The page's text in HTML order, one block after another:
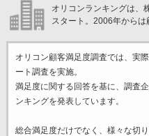
オリコンランキングは、
スタート。2006年からは
オリコン顧客満足度調査では、実
ート調査を実施。
満足度に関する回答を基に、調査
ンキングを発表しています。
総合満足度だけでなく、様々な切り